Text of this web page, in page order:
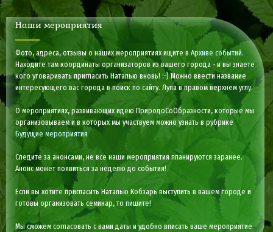
Наши мероприятия
Фото, адреса, отзывы о наших мероприятиях ищите вАрхиве событий.
Находите там координаты организаторов из вашего города - и вы знаете
кого уговаривать пригласить Наталью вновь! :-) Можно ввести название
интересующего вас города в поиск по сайту. Лупа в правом верхнем углу.
О мероприятиях, развивающих идею ПриродоСоОбразности, которые мы
организовываем и в которых мы участвуем можно узнать в рубрике
Будущие мероприятия
Следите за анонсами, не все наши мероприятия планируются заранее.
Анонс может появиться за неделю до события!
Если вы хотите пригласить Наталью Кобзарь выступить в вашем городе и
готовы организовать семинар, топишите!
Мы сможем согласовать с вами даты и удобно вписать ваше мероприятие